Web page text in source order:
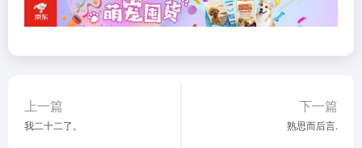
上一篇
我二十二了。
下一篇
熟思而后言.